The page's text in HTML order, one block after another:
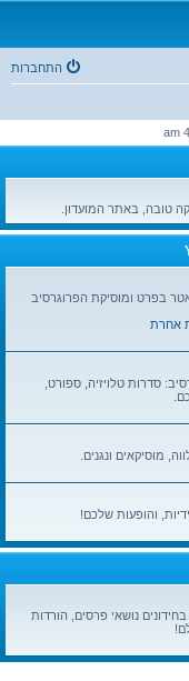
התחברות
טובה, באתר המועדון.
בפרט ומוסיקת הפרוגרסיב
אחרת
סדרות טלויזיה, ספורט,
מוסיקאים ונגנים.
והופעות שלכם!
נושאי פרסים, הורדות